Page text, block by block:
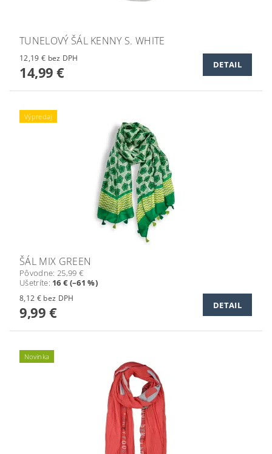
TUNELOVÝ ŠÁL KENNY S. WHITE
12,19 € bez DPH
14,99 € DETAIL
Výpredaj
ŠÁL MIX GREEN
Pôvodne: 25,99 €
Ušetríte: 16 € (–61 %)
8,12 € bez DPH
9,99 € DETAIL
Novinka